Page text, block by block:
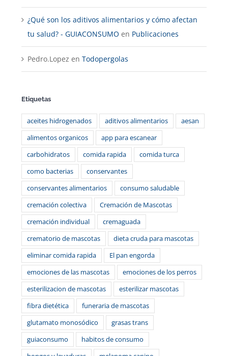
¿Qué son los aditivos alimentarios y cómo afectan
tu salud? - GUIACONSUMO en Publicaciones
Pedro.Lopez en Todopergolas
Etiquetas
aceites hidrogenados aditivos alimentarios
aesan
alimentos organicos
app para escanear
carbohidratos
comida rapida
comida turca
como bacterias
conservantes
conservantes alimentarios
consumo saludable
cremación colectiva
Cremación de Mascotas
cremación individual
cremaguada
crematorio de mascotas
dieta cruda para mascotas
eliminar comida rapida
El pan engorda
emociones de las mascotas
emociones de los perros
esterilizacion de mascotas
esterilizar mascotas
fibra dietética
funeraria de mascotas
glutamato monosódico
grasas trans
guiaconsumo
habitos de consumo